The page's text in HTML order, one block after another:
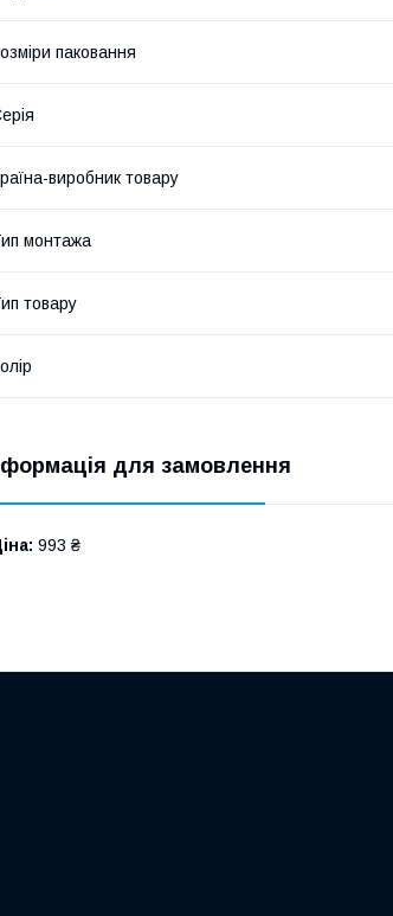
паковання
виробник товару
монтажа
товару
для замовлення
993 ₴